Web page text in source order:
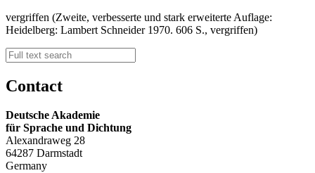
vergriffen (Zweite, verbesserte und stark erweiterte Auflage:
Heidelberg: Lambert Schneider 1970. 606 S., vergriffen)
Contact
Deutsche Akademie
für Sprache und Dichtung
Alexandraweg 28
64287 Darmstadt
Germany